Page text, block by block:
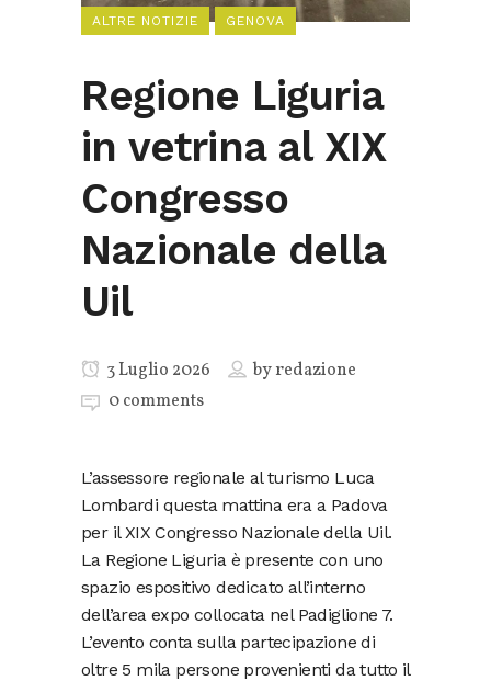
ALTRE NOTIZIE GENOVA
Regione Liguria
in vetrina al XIX
Congresso
Nazionale della
Uil
3 Luglio 2026 byredazione
0 comments
L’assessore regionale al turismo Luca
Lombardi questa mattina era a Padova
per il XIX Congresso Nazionale della Uil.
La Regione Liguria è presente con uno
spazio espositivo dedicato all’interno
dell’area expo collocata nel Padiglione 7.
L’evento conta sulla partecipazione di
oltre 5 mila persone provenienti da tutto il